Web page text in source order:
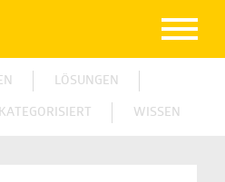
LÖSUNGEN
WISSEN